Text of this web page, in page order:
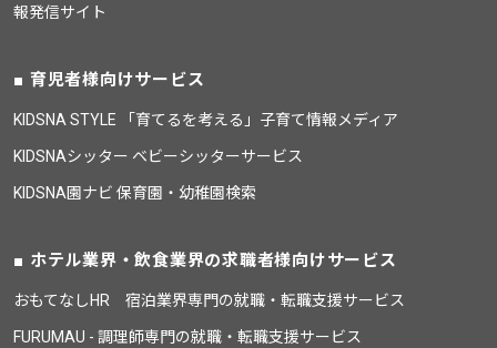
報発信サイト
育児者様向けサービス
KIDSNA STYLE 「育てるを考える」子育て情報メディア
KIDSNAシッター ベビーシッターサービス
KIDSNA園ナビ 保育園・幼稚園検索
ホテル業界・飲食業界の求職者様向けサービス
おもてなしHR 宿泊業界専門の就職・転職支援サービス
FURUMAU - 調理師専門の就職・転職支援サービス